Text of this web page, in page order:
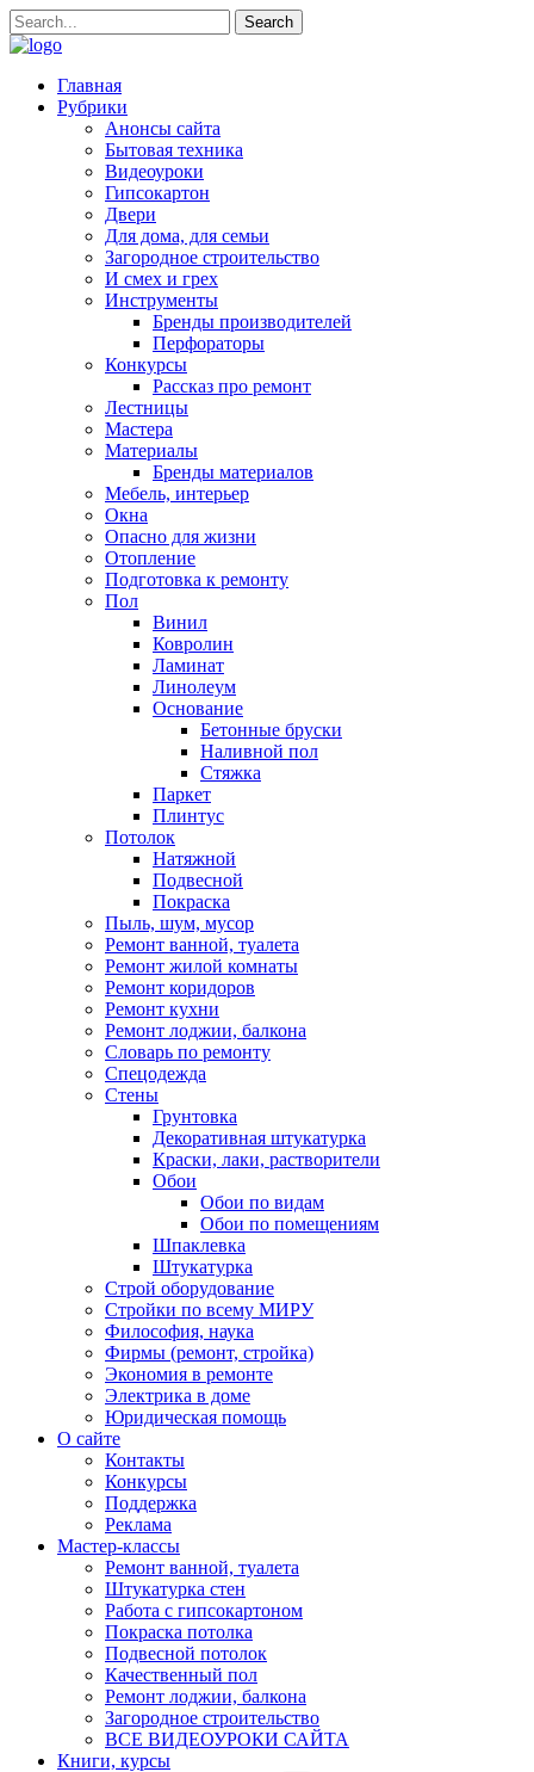
Главная
Рубрики
Анонсы сайта
Бытовая техника
Видеоуроки
Гипсокартон
Двери
Для дома, для семьи
Загородное строительство
И смех и грех
Инструменты
Бренды производителей
Перфораторы
Конкурсы
Рассказ про ремонт
Лестницы
Мастера
Материалы
Бренды материалов
Мебель, интерьер
Окна
Опасно для жизни
Отопление
Подготовка к ремонту
Пол
Винил
Ковролин
Ламинат
Линолеум
Основание
Бетонные бруски
Наливной пол
Стяжка
Паркет
Плинтус
Потолок
Натяжной
Подвесной
Покраска
Пыль, шум, мусор
Ремонт ванной, туалета
Ремонт жилой комнаты
Ремонт коридоров
Ремонт кухни
Ремонт лоджии, балкона
Словарь по ремонту
Спецодежда
Стены
Грунтовка
Декоративная штукатурка
Краски, лаки, растворители
Обои
Обои по видам
Обои по помещениям
Шпаклевка
Штукатурка
Строй оборудование
Стройки по всему МИРУ
Философия, наука
Фирмы (ремонт, стройка)
Экономия в ремонте
Электрика в доме
Юридическая помощь
О сайте
Контакты
Конкурсы
Поддержка
Реклама
Мастер-классы
Ремонт ванной, туалета
Штукатурка стен
Работа с гипсокартоном
Покраска потолка
Подвесной потолок
Качественный пол
Ремонт лоджии, балкона
Загородное строительство
ВСЕ ВИДЕОУРОКИ САЙТА
Книги, курсы